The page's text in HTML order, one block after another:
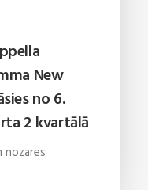
New
no 6.
2 kvartālā
nozares